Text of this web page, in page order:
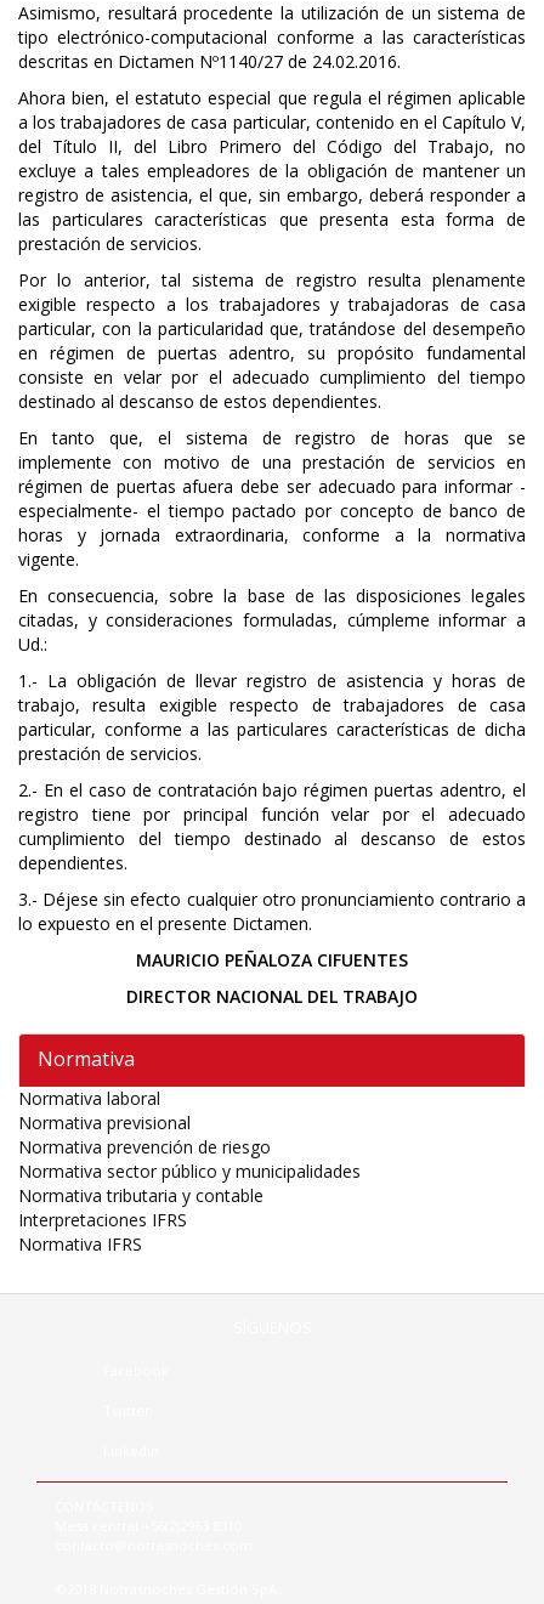
Asimismo, resultará procedente la utilización de un sistema de
tipo electrónico-computacional conforme a las características
descritas en Dictamen Nº1140/27 de 24.02.2016.
Ahora bien, el estatuto especial que regula el régimen aplicable
a los trabajadores de casa particular, contenido en el Capítulo V,
del Título II, del Libro Primero del Código del Trabajo, no
excluye a tales empleadores de la obligación de mantener un
registro de asistencia, el que, sin embargo, deberá responder a
las particulares características que presenta esta forma de
prestación de servicios.
Por lo anterior, tal sistema de registro resulta plenamente
exigible respecto a los trabajadores y trabajadoras de casa
particular, con la particularidad que, tratándose del desempeño
en régimen de puertas adentro, su propósito fundamental
consiste en velar por el adecuado cumplimiento del tiempo
destinado al descanso de estos dependientes.
En tanto que, el sistema de registro de horas que se
implemente con motivo de una prestación de servicios en
régimen de puertas afuera debe ser adecuado para informar -
especialmente- el tiempo pactado por concepto de banco de
horas y jornada extraordinaria, conforme a la normativa
vigente.
En consecuencia, sobre la base de las disposiciones legales
citadas, y consideraciones formuladas, cúmpleme informar a
Ud.:
1.- La obligación de llevar registro de asistencia y horas de
trabajo, resulta exigible respecto de trabajadores de casa
particular, conforme a las particulares características de dicha
prestación de servicios.
2.- En el caso de contratación bajo régimen puertas adentro, el
registro tiene por principal función velar por el adecuado
cumplimiento del tiempo destinado al descanso de estos
dependientes.
3.- Déjese sin efecto cualquier otro pronunciamiento contrario a
lo expuesto en el presente Dictamen.
MAURICIO PEÑALOZA CIFUENTES
DIRECTOR NACIONAL DEL TRABAJO
Normativa
Normativa laboral
Normativa previsional
Normativa prevención de riesgo
Normativa sector público y municipalidades
Normativa tributaria y contable
Interpretaciones IFRS
Normativa IFRS